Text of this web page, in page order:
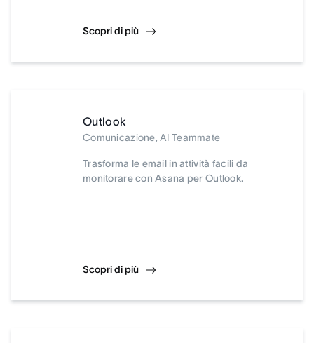
Scopri di più
Outlook
Comunicazione, AI Teammate
Trasforma le email in attività facili da
monitorare con Asana per Outlook.
Scopri di più